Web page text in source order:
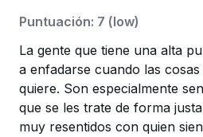
Puntuación: 7 (low)
La gente que tiene una alta
a enfadarse cuando las
quiere. Son especialmente
que se les trate de forma
muy resentidos con quien